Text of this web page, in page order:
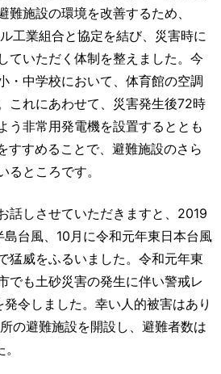
難施設の環境を改善するため、
工業組合と協定を結び、災害時に
ていただく体制を整えました。今
・中学校において、体育館の空調
これにあわせて、災害発生後72時
う非常用発電機を設置するととも
すすめることで、避難施設のさら
るところです。
話しさせていただきますと、2019
台風、10月に令和元年東日本台風
猛威をふるいました。令和元年東
でも土砂災害の発生に伴い警戒レ
令しました。幸い人的被害はあり
の避難施設を開設し、避難者数は